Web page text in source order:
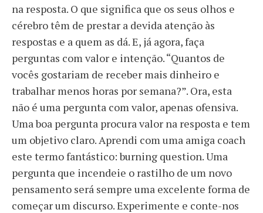
na resposta. O que significa que os seus olhos e
cérebro têm de prestar a devida atenção às
respostas e a quem as dá. E, já agora, faça
perguntas com valor e intenção. “Quantos de
vocês gostariam de receber mais dinheiro e
trabalhar menos horas por semana?”. Ora, esta
não é uma pergunta com valor, apenas ofensiva.
Uma boa pergunta procura valor na resposta e tem
um objetivo claro. Aprendi com uma amiga coach
este termo fantástico: burning question. Uma
pergunta que incendeie o rastilho de um novo
pensamento será sempre uma excelente forma de
começar um discurso. Experimente e conte-nos